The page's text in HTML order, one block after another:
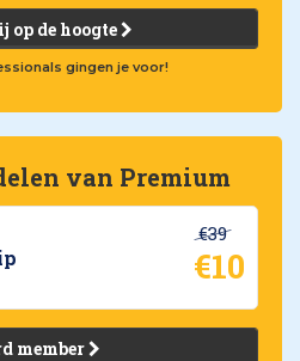
op de hoogte
gingen je voor!
van Premium
€39
€10
member